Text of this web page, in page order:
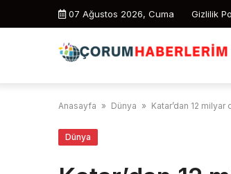
07 Ağustos 2026, Cuma Gizlilik
Anasayfa » Dünya » Katar’dan 12
Dünya